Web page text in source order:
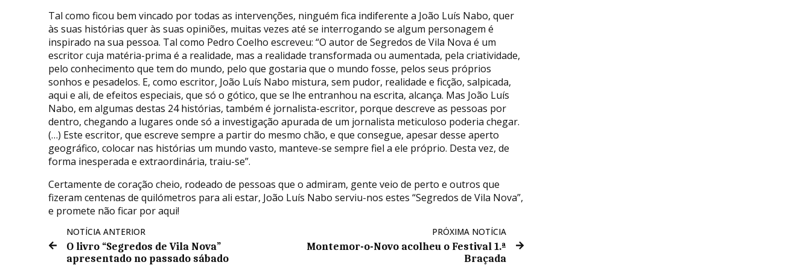
Tal como ficou bem vincado por todas as intervenções, ninguém fica indiferente a João Luís Nabo, quer
às suas histórias quer às suas opiniões, muitas vezes até se interrogando se algum personagem é
inspirado na sua pessoa. Tal como Pedro Coelho escreveu: “O autor de Segredos de Vila Nova é um
escritor cuja matéria-prima é a realidade, mas a realidade transformada ou aumentada, pela criatividade,
pelo conhecimento que tem do mundo, pelo que gostaria que o mundo fosse, pelos seus próprios
sonhos e pesadelos. E, como escritor, João Luís Nabo mistura, sem pudor, realidade e ficção, salpicada,
aqui e ali, de efeitos especiais, que só o gótico, que se lhe entranhou na escrita, alcança. Mas João Luís
Nabo, em algumas destas 24 histórias, também é jornalista-escritor, porque descreve as pessoas por
dentro, chegando a lugares onde só a investigação apurada de um jornalista meticuloso poderia chegar.
(…) Este escritor, que escreve sempre a partir do mesmo chão, e que consegue, apesar desse aperto
geográfico, colocar nas histórias um mundo vasto, manteve-se sempre fiel a ele próprio. Desta vez, de
forma inesperada e extraordinária, traiu-se”.
Certamente de coração cheio, rodeado de pessoas que o admiram, gente veio de perto e outros que
fizeram centenas de quilómetros para ali estar, João Luís Nabo serviu-nos estes “Segredos de Vila Nova”,
e promete não ficar por aqui!
NOTÍCIA ANTERIOR
O livro “Segredos de Vila Nova”
apresentado no passado sábado
PRÓXIMA NOTÍCIA
Montemor-o-Novo acolheu o Festival 1.ª
Braçada